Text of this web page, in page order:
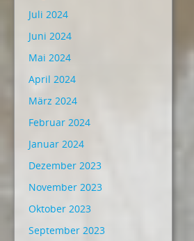
Juli 2024
Juni 2024
Mai 2024
April 2024
März 2024
Februar 2024
Januar 2024
Dezember 2023
November 2023
Oktober 2023
September 2023